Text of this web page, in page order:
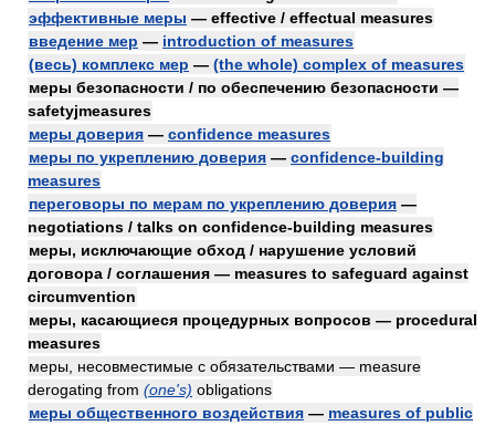
эффективные меры — effective / effectual measures
введение мер — introduction of measures
(весь) комплекс мер — (the whole) complex of measures
меры безопасности / по обеспечению безопасности —
safetyjmeasures
меры доверия — confidence measures
меры по укреплению доверия — confidence-building
measures
переговоры по мерам по укреплению доверия —
negotiations / talks on confidence-building measures
меры, исключающие обход / нарушение условий
договора / соглашения — measures to safeguard against
circumvention
меры, касающиеся процедурных вопросов — procedural
measures
меры, несовместимые с обязательствами — measure
derogating from (one's) obligations
меры общественного воздействия — measures of public